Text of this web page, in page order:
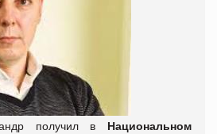
получил в Национальном